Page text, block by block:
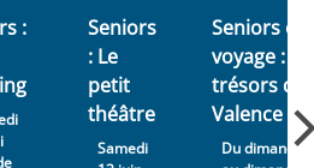
:
Seniors
: Le
petit
théâtre
Samedi
Seniors en
voyage : les
trésors de
Valence
Du dimanche